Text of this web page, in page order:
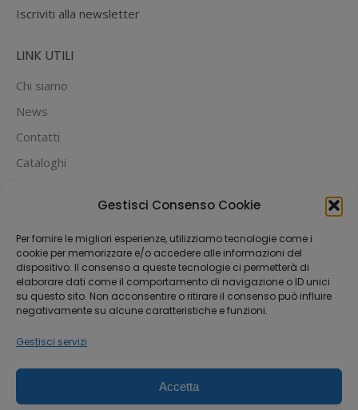
Gestisci Consenso Cookie
Per fornire le migliori esperienze, utilizziamo tecnologie come i
cookie per memorizzare e/o accedere alle informazioni del
dispositivo. Il consenso a queste tecnologie ci permetterà di
elaborare dati come il comportamento di navigazione o ID unici
su questo sito. Non acconsentire o ritirare il consenso può influire
negativamente su alcune caratteristiche e funzioni.
Gestisci servizi
Accetta
Iscriviti alla newsletter
LINK UTILI
Chi siamo
News
Contatti
Cataloghi
PUOI PAGARE CON:
Dream-Theme — trulypremium WordPress